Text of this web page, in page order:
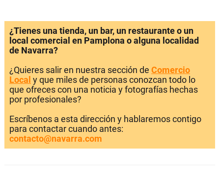
¿Tienes una tienda, un bar, un restaurante o un
local comercial en Pamplona o alguna localidad
de Navarra?
¿Quieres salir en nuestra sección de Comercio
Local y que miles de personas conozcan todo lo
que ofreces con una noticia y fotografías hechas
por profesionales?
Escríbenos a esta dirección y hablaremos contigo
para contactar cuando antes:
contacto@navarra.com